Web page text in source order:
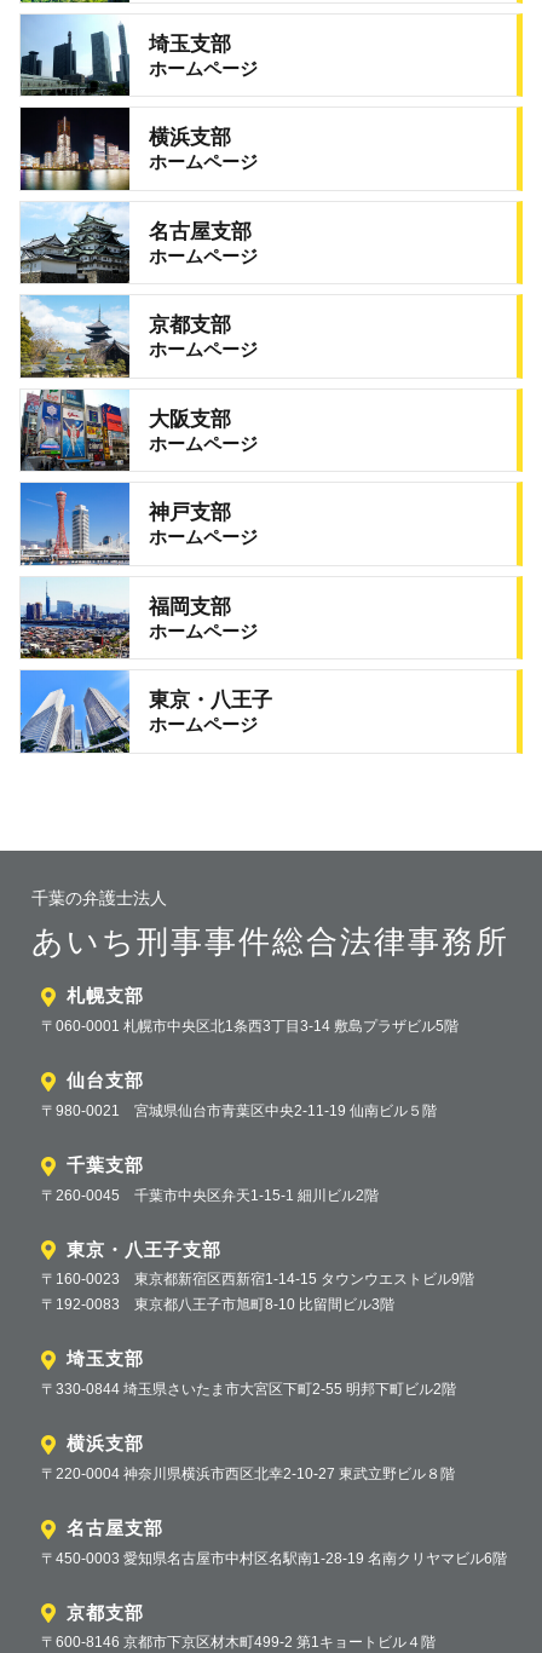
埼玉支部
ホームページ
横浜支部
ホームページ
名古屋支部
ホームページ
京都支部
ホームページ
大阪支部
ホームページ
神戸支部
ホームページ
福岡支部
ホームページ
東京・八王子
ホームページ
千葉の弁護士法人
あいち刑事事件総合法律事務所
札幌支部
〒060-0001 札幌市中央区北1条西3丁目3-14 敷島プラザビル5階
仙台支部
〒980-0021 宮城県仙台市青葉区中央2-11-19 仙南ビル５階
千葉支部
〒260-0045 千葉市中央区弁天1-15-1 細川ビル2階
東京・八王子支部
〒160-0023 東京都新宿区西新宿1-14-15 タウンウエストビル9階
〒192-0083 東京都八王子市旭町8-10 比留間ビル3階
埼玉支部
〒330-0844 埼玉県さいたま市大宮区下町2-55 明邦下町ビル2階
横浜支部
〒220-0004 神奈川県横浜市西区北幸2-10-27 東武立野ビル８階
名古屋支部
〒450-0003 愛知県名古屋市中村区名駅南1-28-19 名南クリヤマビル6階
京都支部
〒600-8146 京都市下京区材木町499-2 第1キョートビル４階